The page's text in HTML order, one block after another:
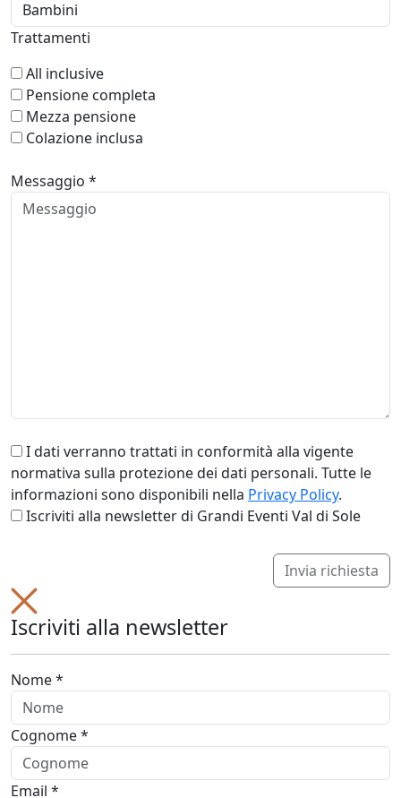
Trattamenti
All inclusive
Pensione completa
Mezza pensione
Colazione inclusa
Messaggio *
I dati verranno trattati in conformità alla vigente
normativa sulla protezione dei dati personali. Tutte le
informazioni sono disponibili nella Privacy Policy.
Iscriviti alla newsletter di Grandi Eventi Val di Sole
Invia richiesta
Iscriviti alla newsletter
Nome *
Cognome *
Email *